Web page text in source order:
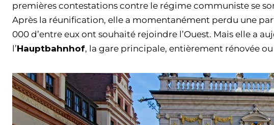
premières contestations contre le régime communiste se
Après la réunification, elle a momentanément perdu une
000 d’entre eux ont souhaité rejoindre l’Ouest. Mais elle a
l’Hauptbahnhof, la gare principale, entièrement rénovée ou